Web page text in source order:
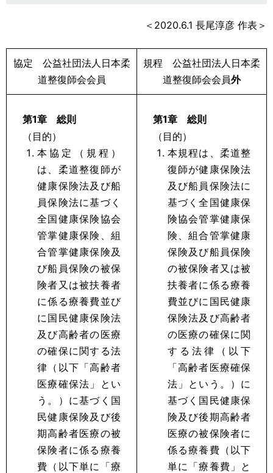
＜2020.6.1 長尾淳彦 作表＞
協定 公益社団法人日本柔
道整復師会会員
規程 公益社団法人日本柔
道整復師会会員外
第1章 総則
（目的）
本協定（規程）
は、柔道整復師が
健康保険法及び船
員保険法に基づく
全国健康保険協会
管掌健康保険、組
合管掌健康保険及
び船員保険の被保
険者又は被扶養者
に係る療養費並び
に国民健康保険法
及び高齢者の医療
の確保に関する法
律（以下「高齢者
医療確保法」とい
う。）に基づく国
民健康保険及び後
期高齢者医療の被
保険者に係る療養
費（以下単に「療
第1章 総則
（目的）
本規程は、柔道整
復師が健康保険法
及び船員保険法に
基づく全国健康保
険協会管掌健康保
険、組合管掌健康
保険及び船員保険
の被保険者又は被
扶養者に係る療養
費並びに国民健康
保険法及び高齢者
の医療の確保に関
する法律（以下
「高齢者医療確保
法」という。）に
基づく国民健康保
険及び後期高齢者
医療の被保険者に
係る療養費（以下
単に「療養費」と